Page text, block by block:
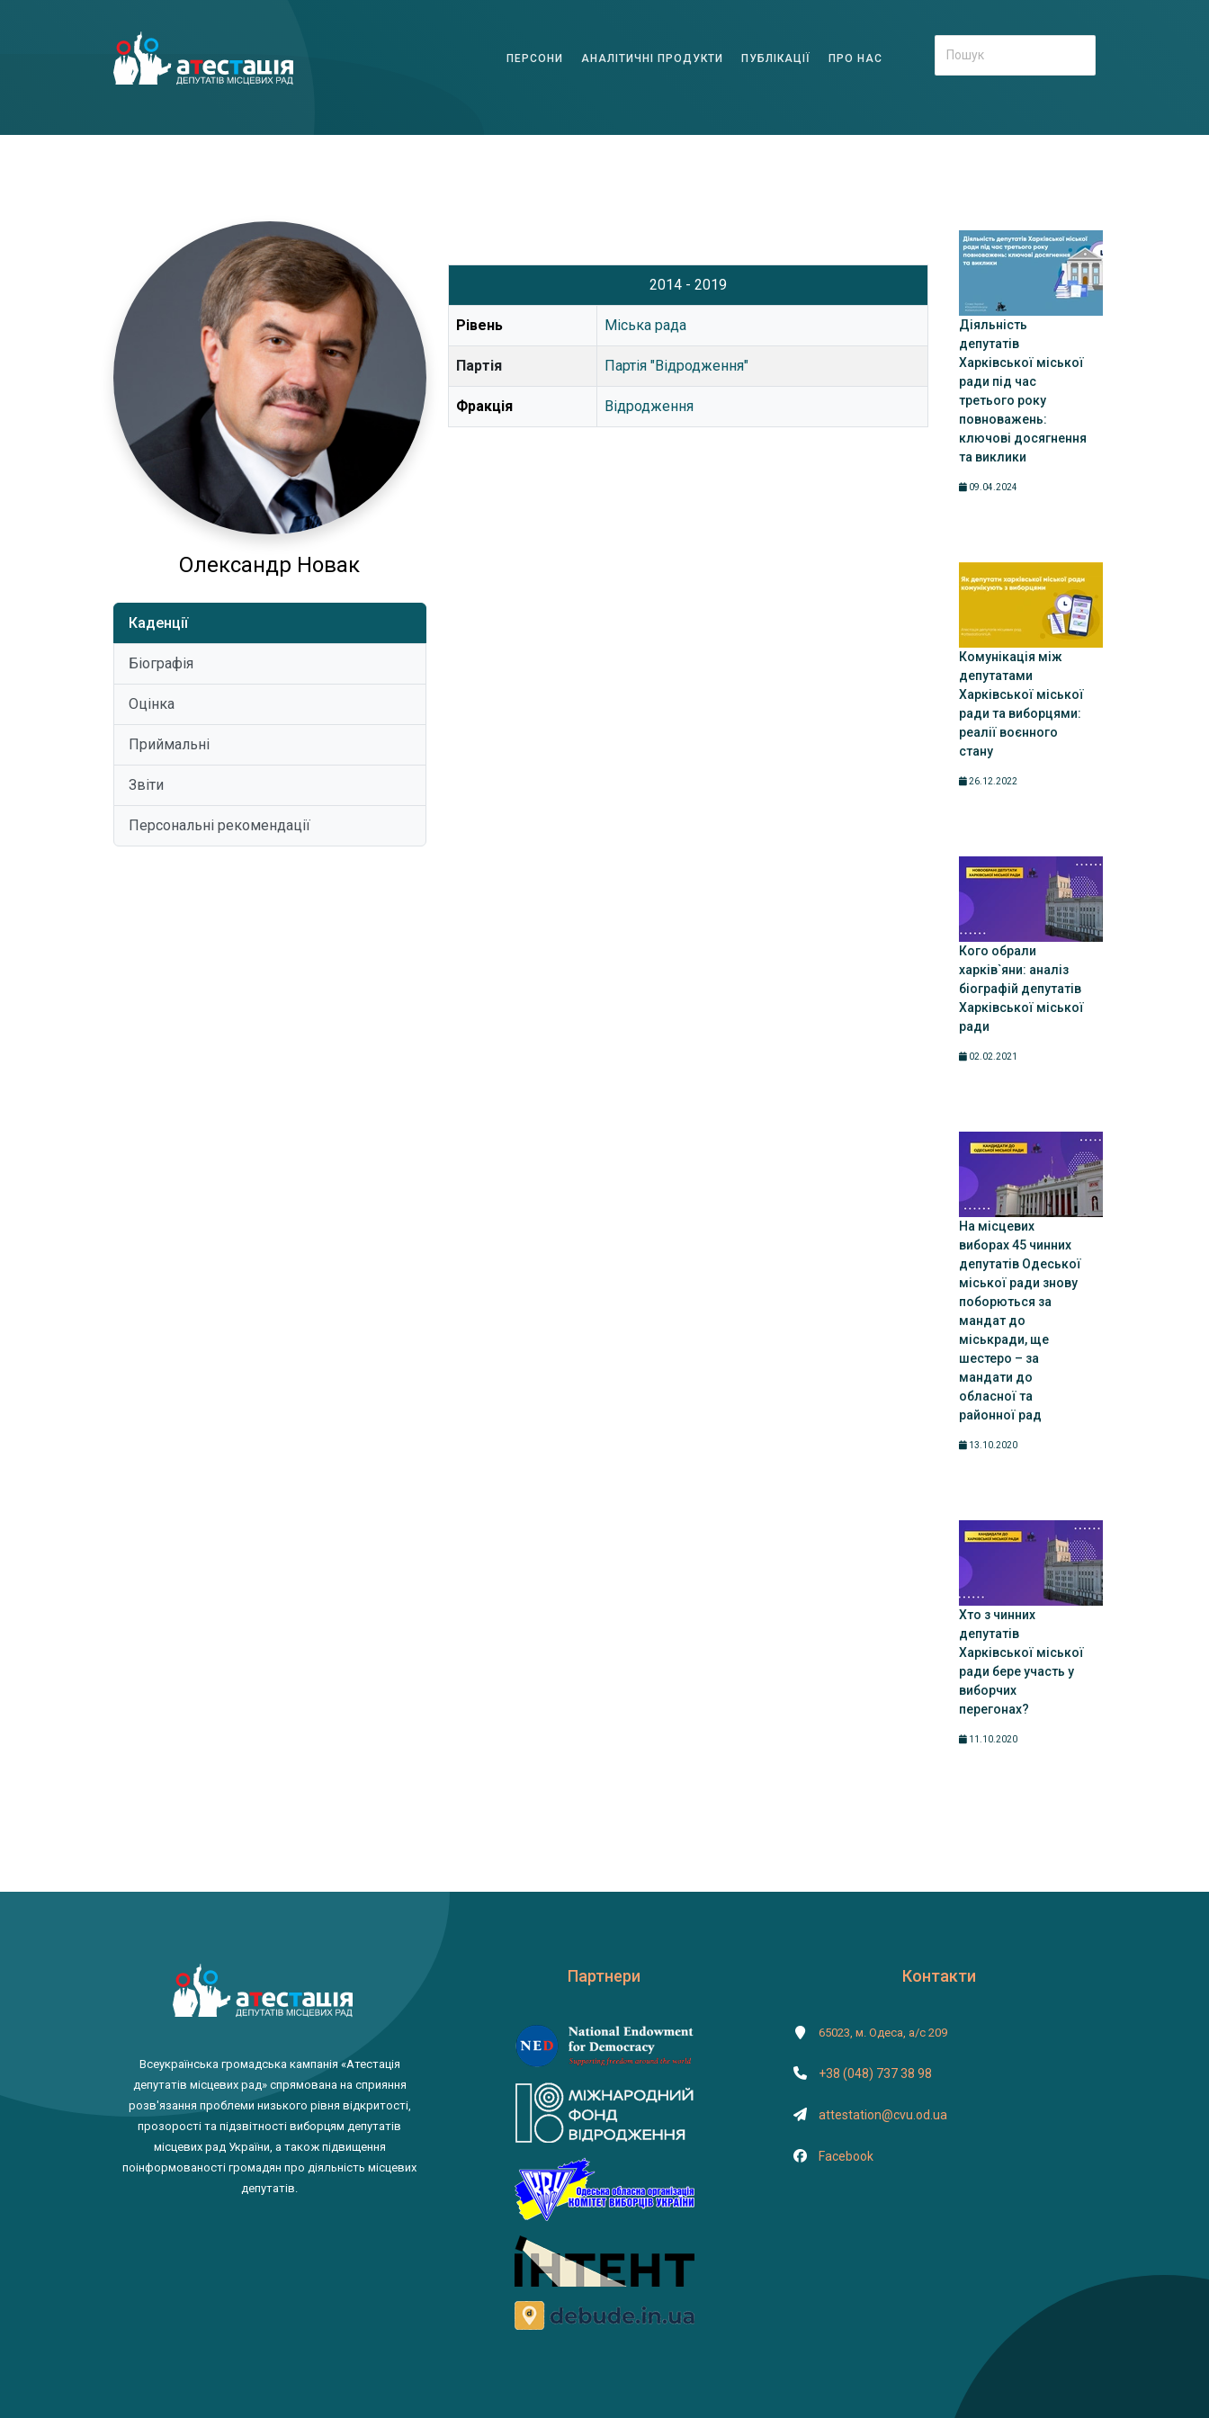
ПЕРСОНИ АНАЛІТИЧНІ ПРОДУКТИ ПУБЛІКАЦІЇ ПРО НАС
Олександр Новак
Каденції
Біографія
Оцінка
Приймальні
Звіти
Персональні рекомендації
2014 - 2019
Рівень Міська рада
Партія Партія "Відродження"
Фракція Відродження
Діяльність
депутатів
Харківської міської
ради під час
третього року
повноважень:
ключові досягнення
та виклики
09.04.2024
Комунікація між
депутатами
Харківської міської
ради та виборцями:
реалії воєнного
стану
26.12.2022
Кого обрали
харків`яни: аналіз
біографій депутатів
Харківської міської
ради
02.02.2021
На місцевих
виборах 45 чинних
депутатів Одеської
міської ради знову
поборються за
мандат до
міськради, ще
шестеро – за
мандати до
обласної та
районної рад
13.10.2020
Хто з чинних
депутатів
Харківської міської
ради бере участь у
виборчих
перегонах?
11.10.2020
Всеукраїнська громадська кампанія «Атестація
депутатів місцевих рад» спрямована на сприяння
розв'язання проблеми низького рівня відкритості,
прозорості та підзвітності виборцям депутатів
місцевих рад України, а також підвищення
поінформованості громадян про діяльність місцевих
депутатів.
Партнери Контакти
65023, м. Одеса, а/с 209
+38 (048) 737 38 98
attestation@cvu.od.ua
Facebook